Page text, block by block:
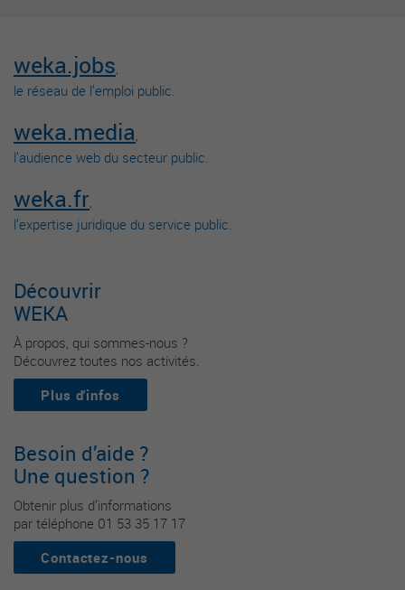
weka.jobs,
le réseau de l’emploi public.
weka.media,
l’audience web du secteur public.
weka.fr,
l’expertise juridique du service public.
Découvrir
WEKA
À propos, qui sommes-nous ?
Découvrez toutes nos activités.
Plus d'infos
Besoin d’aide ?
Une question ?
Obtenir plus d’informations
par téléphone 01 53 35 17 17
Contactez-nous